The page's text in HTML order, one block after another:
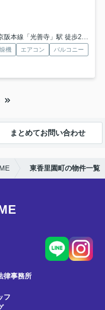
阪本線「光善寺」駅 徒歩25分
機 エアコン
バルコニー
まとめてお問い合わせ
東香里園町の物件一覧
律事務所
フ